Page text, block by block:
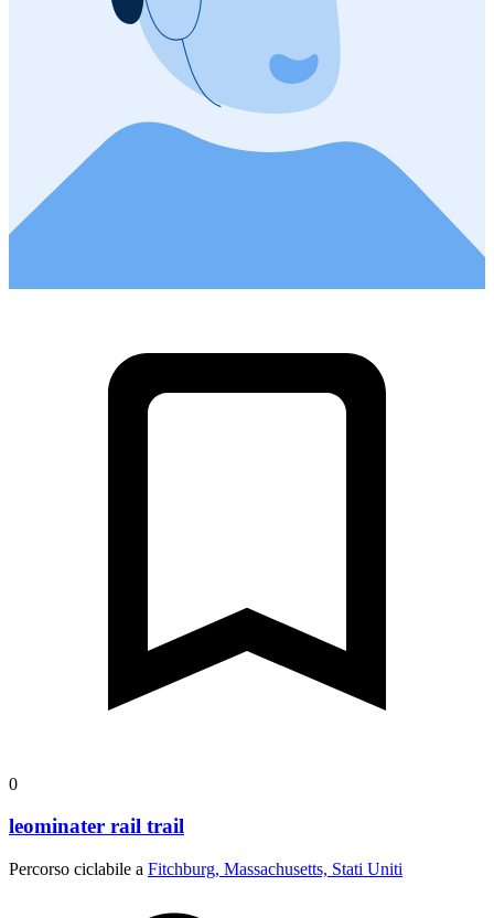
0
leominater rail trail
Percorso ciclabile a Fitchburg, Massachusetts, Stati Uniti